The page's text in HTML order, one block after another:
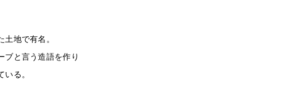
地で有名。
ブと言う造語を作り
る。